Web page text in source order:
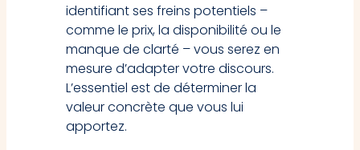
identifiant ses freins potentiels –
comme le prix, la disponibilité ou le
manque de clarté – vous serez en
mesure d’adapter votre discours.
L’essentiel est de déterminer la
valeur concrète que vous lui
apportez.